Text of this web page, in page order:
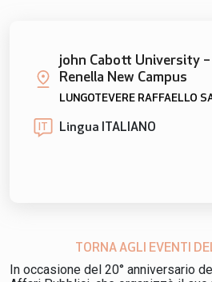
john Cabott University
Renella New Campus
LUNGOTEVERE RAFFAELLO
Lingua ITALIANO
TORNA AGLI EVENTI
In occasione del 20° anniversario